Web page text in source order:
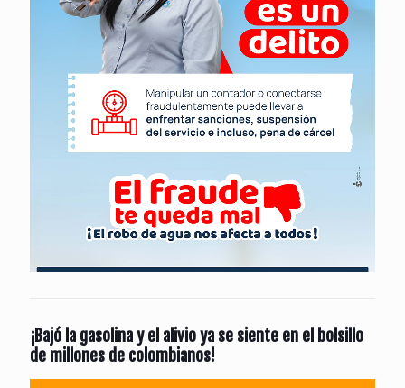
¡Bajó la gasolina y el alivio ya se siente en el bolsillo
de millones de colombianos!